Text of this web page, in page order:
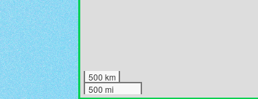
500 km
500 mi